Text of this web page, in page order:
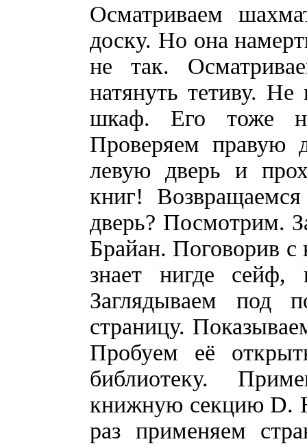
Осматриваем
доску. Но она
не так.
натянуть тетиву.
шкаф. Его тоже
Проверяем правую
левую дверь и
книг!
дверь? Посмотрим.
Брайан. Поговорив
знает нигде
Заглядываем под
страницу.
Пробуем её
библиотеку.
книжную секцию D.
раз применяем